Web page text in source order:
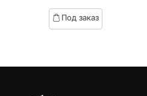
based
onПод заказ